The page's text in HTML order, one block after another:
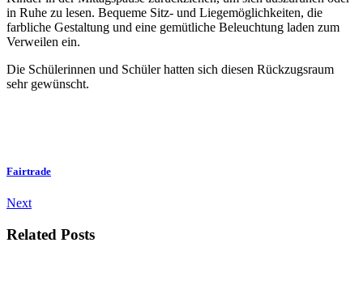
in Ruhe zu lesen. Bequeme Sitz- und Liegemöglichkeiten, die
farbliche Gestaltung und eine gemütliche Beleuchtung laden zum
Verweilen ein.
Die Schülerinnen und Schüler hatten sich diesen Rückzugsraum
sehr gewünscht.
Fairtrade
Next
Related Posts